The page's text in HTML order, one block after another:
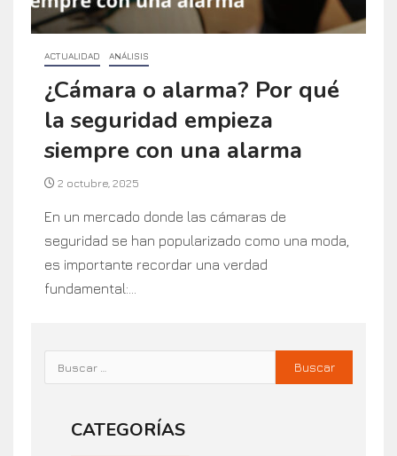
ACTUALIDAD ANÁLISIS
¿Cámara o alarma? Por qué
la seguridad empieza
siempre con una alarma
2 octubre, 2025
En un mercado donde las cámaras de
seguridad se han popularizado como una moda,
es importante recordar una verdad
fundamental:...
CATEGORÍAS